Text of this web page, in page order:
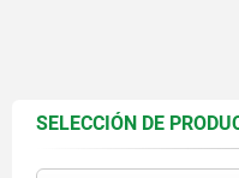
SELECCIÓN DE